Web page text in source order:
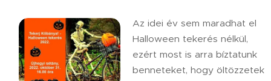
Az idei év sem maradhat el
Halloween tekerés nélkül,
ezért most is arra bíztatunk
benneteket, hogy öltözzetek